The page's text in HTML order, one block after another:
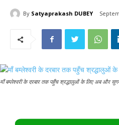
By Satyaprakash DUBEY
माँ बम्लेश्वरी के दरबार तक पहुँच श्रद्धालुओं के लिए अब और